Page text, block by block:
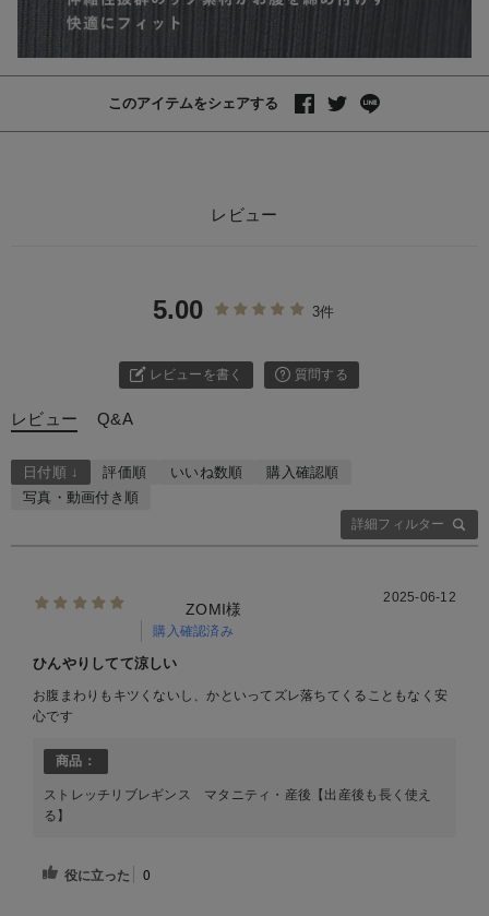
このアイテムをシェアする
レビュー
5.00 3件
レビューを書く 質問する
レビュー Q&A
詳細フィルター
日付順 ↓ 評価順 いいね数順
購入確認順
写真・動画付き順
ZOMI様
購入確認済み
2025-06-12
ひんやりしてて涼しい
お腹まわりもキツくないし、かといってズレ落ちてくることもなく安
心です
商品：
ストレッチリブレギンス マタニティ・産後【出産後も長く使え
る】
役に立った 0